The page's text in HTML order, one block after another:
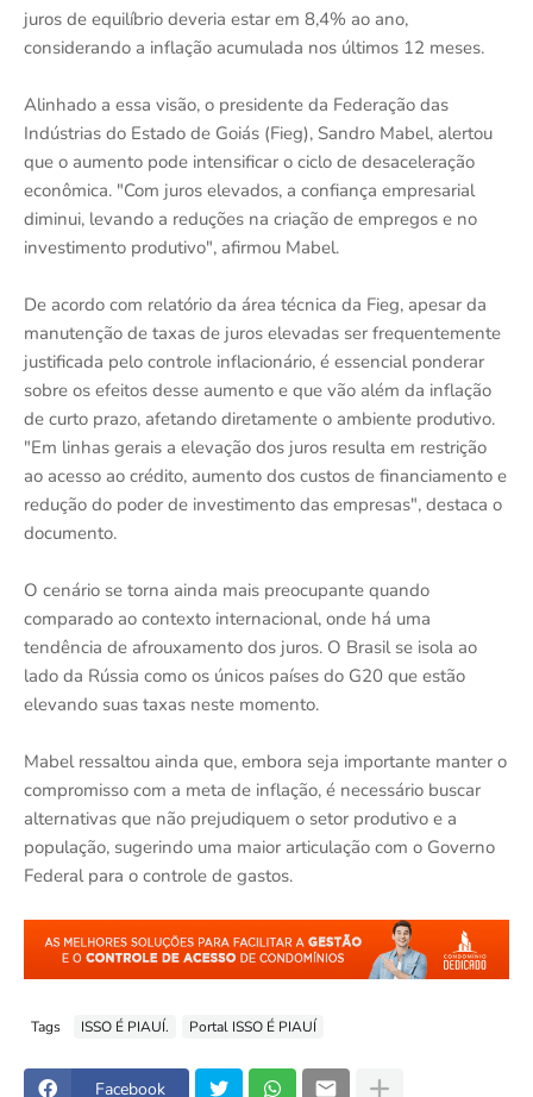
juros de equilíbrio deveria estar em 8,4% ao ano,
considerando a inflação acumulada nos últimos 12 meses.
Alinhado a essa visão, o presidente da Federação das
Indústrias do Estado de Goiás (Fieg), Sandro Mabel, alertou
que o aumento pode intensificar o ciclo de desaceleração
econômica. "Com juros elevados, a confiança empresarial
diminui, levando a reduções na criação de empregos e no
investimento produtivo", afirmou Mabel.
De acordo com relatório da área técnica da Fieg, apesar da
manutenção de taxas de juros elevadas ser frequentemente
justificada pelo controle inflacionário, é essencial ponderar
sobre os efeitos desse aumento e que vão além da inflação
de curto prazo, afetando diretamente o ambiente produtivo.
"Em linhas gerais a elevação dos juros resulta em restrição
ao acesso ao crédito, aumento dos custos de financiamento e
redução do poder de investimento das empresas", destaca o
documento.
O cenário se torna ainda mais preocupante quando
comparado ao contexto internacional, onde há uma
tendência de afrouxamento dos juros. O Brasil se isola ao
lado da Rússia como os únicos países do G20 que estão
elevando suas taxas neste momento.
Mabel ressaltou ainda que, embora seja importante manter o
compromisso com a meta de inflação, é necessário buscar
alternativas que não prejudiquem o setor produtivo e a
população, sugerindo uma maior articulação com o Governo
Federal para o controle de gastos.
Tags ISSO É PIAUÍ. Portal ISSO É PIAUÍ
Facebook